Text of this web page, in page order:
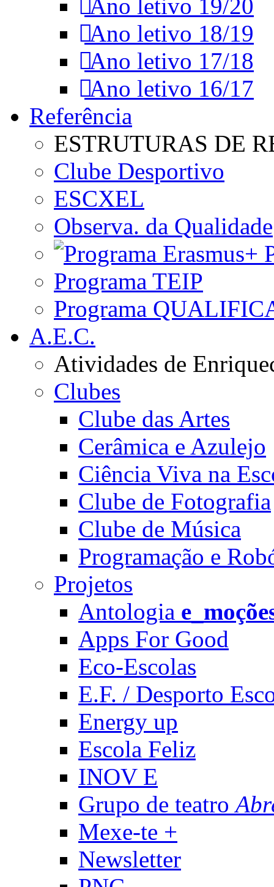
Ano letivo 19/20
Ano letivo 18/19
Ano letivo 17/18
Ano letivo 16/17
Referência
ESTRUTURAS DE
Clube Desportivo
ESCXEL
Observa. da Qualidade
Programa TEIP
Programa
A.E.C.
Atividades de
Clubes
Clube das Artes
Cerâmica e Azulejo
Ciência Viva na
Clube de Fotografia
Clube de Música
Programação e
Projetos
Antologia
Apps For Good
Eco-Escolas
E.F. / Desporto
Energy up
Escola Feliz
INOV E
Grupo de teatro
Mexe-te +
Newsletter